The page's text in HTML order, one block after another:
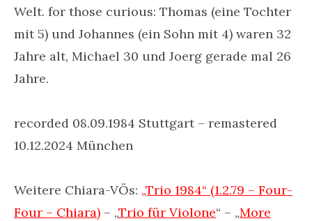
Welt. for those curious: Thomas (eine Tochter
mit 5) und Johannes (ein Sohn mit 4) waren 32
Jahre alt, Michael 30 und Joerg gerade mal 26
Jahre.
recorded 08.09.1984 Stuttgart – remastered
10.12.2024 München
Weitere Chiara-VÖs: „Trio 1984“ (1.2.79 – Four-
Four – Chiara) – „Trio für Violone“ – „More